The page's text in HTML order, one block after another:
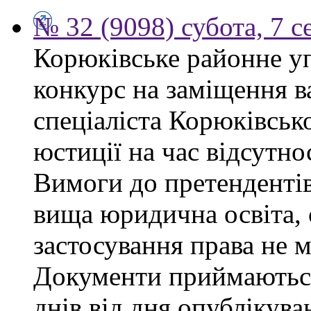
№ 32 (9098) субота, 7
Корюківське районне
конкурс на заміщення
спеціаліста
юстиції на час
Вимоги до
вища юридична освіта,
застосування права не
Документи